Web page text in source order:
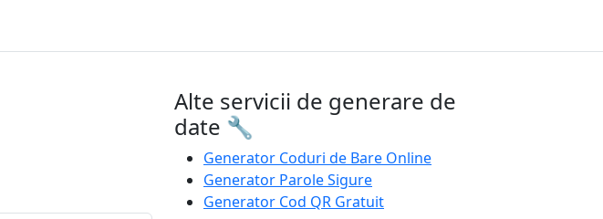
Alte servicii de generare de
date 🔧
Generator Coduri de Bare Online
Generator Parole Sigure
Generator Cod QR Gratuit